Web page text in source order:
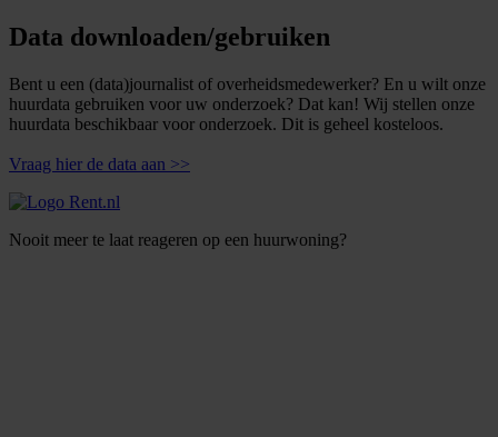
Data downloaden/gebruiken
Bent u een (data)journalist of overheidsmedewerker? En u wilt onze
huurdata gebruiken voor uw onderzoek? Dat kan! Wij stellen onze
huurdata beschikbaar voor onderzoek. Dit is geheel kosteloos.
Vraag hier de data aan >>
Nooit meer te laat reageren op een huurwoning?